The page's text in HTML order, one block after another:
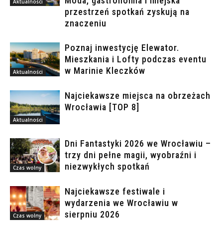
Aktualności
przestrzeń spotkań zyskują na
znaczeniu
Aktualności
Poznaj inwestycję Elewator.
Mieszkania i Lofty podczas eventu
w Marinie Kleczków
Aktualności
Najciekawsze miejsca na obrzeżach
Wrocławia [TOP 8]
Czas wolny
Dni Fantastyki 2026 we Wrocławiu –
trzy dni pełne magii, wyobraźni i
niezwykłych spotkań
Czas wolny
Najciekawsze festiwale i
wydarzenia we Wrocławiu w
sierpniu 2026